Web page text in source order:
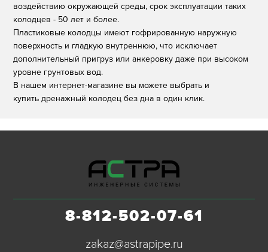
воздействию окружающей среды, срок эксплуатации таких
колодцев - 50 лет и более.
Пластиковые колодцы имеют гофрированную наружную
поверхность и гладкую внутреннюю, что исключает
дополнительный пригруз или анкеровку даже при высоком
уровне грунтовых вод.
В нашем интернет-магазине вы можете выбрать и
купить дренажный колодец без дна в один клик.
8-812-502-07-61
zakaz@astrapipe.ru